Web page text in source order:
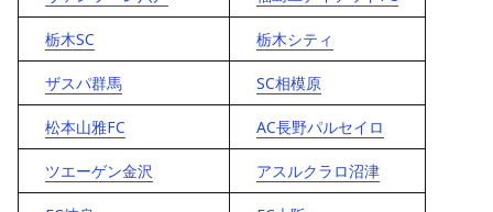
栃木SC 栃木シティ
ザスパ群馬 SC相模原
松本山雅FC AC長野パルセイロ
ツエーゲン金沢 アスルクラロ沼津